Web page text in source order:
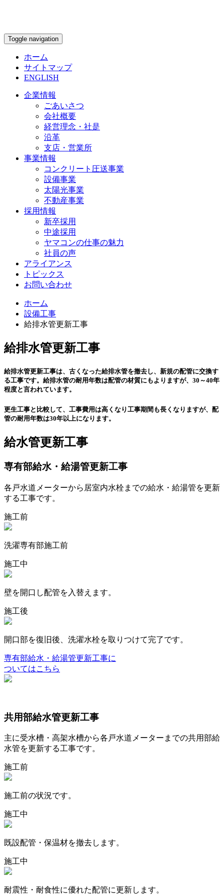
Toggle navigation
ホーム
サイトマップ
ENGLISH
企業情報
ごあいさつ
会社概要
経営理念・社是
沿革
支店・営業所
事業情報
コンクリート圧送事業
設備事業
太陽光事業
不動産事業
採用情報
新卒採用
中途採用
ヤマコンの仕事の魅力
社員の声
アライアンス
トピックス
お問い合わせ
ホーム
設備工事
給排水管更新工事
給排水管更新工事
給排水管更新工事は、古くなった給排水管を撤去し、新規の配管に交換す
る工事です。給排水管の耐用年数は配管の材質にもよりますが、30～40年
程度と言われています。
更生工事と比較して、工事費用は高くなり工事期間も長くなりますが、配
管の耐用年数は30年以上になります。
給水管更新工事
専有部給水・給湯管更新工事
各戸水道メーターから居室内水栓までの給水・給湯管を更新
する工事です。
施工前
洗濯専有部施工前
施工中
壁を開口し配管を入替えます。
施工後
開口部を復旧後、洗濯水栓を取りつけて完了です。
専有部給水・給湯管更新工事に
ついてはこちら
共用部給水管更新工事
主に受水槽・高架水槽から各戸水道メーターまでの共用部給
水管を更新する工事です。
施工前
施工前の状況です。
施工中
既設配管・保温材を撤去します。
施工中
耐震性・耐食性に優れた配管に更新します。